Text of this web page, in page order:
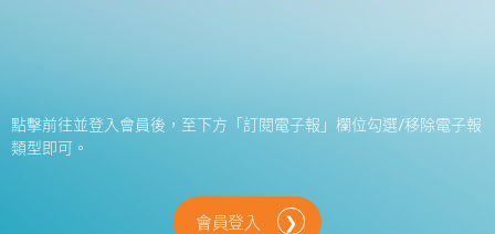
點擊前往並登入會員後，至下方「訂閱電子報」欄位勾選/移除電子報
類型即可。
會員登入